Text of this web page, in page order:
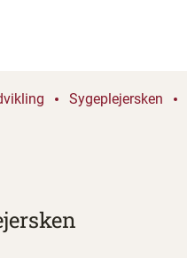
Sygeplejersken